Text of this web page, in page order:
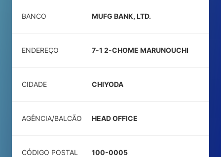
BANCO MUFG BANK, LTD.
ENDEREÇO 7-1 2-CHOME MARUNOUCHI
CIDADE CHIYODA
AGÊNCIA/BALCÃO HEAD OFFICE
CÓDIGO POSTAL 100-0005